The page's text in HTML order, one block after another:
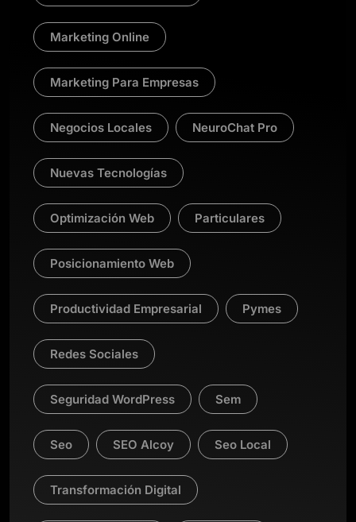
Marketing Online
Marketing Para Empresas
Negocios Locales NeuroChat Pro
Nuevas Tecnologías
Optimización Web Particulares
Posicionamiento Web
Productividad Empresarial Pymes
Redes Sociales
Seguridad WordPress Sem
Seo SEO Alcoy Seo Local
Transformación Digital